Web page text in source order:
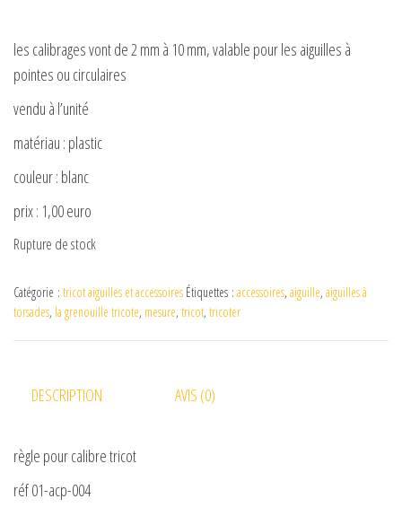
les calibrages vont de 2 mm à 10 mm, valable pour les aiguilles à
pointes ou circulaires
vendu à l’unité
matériau : plastic
couleur : blanc
prix : 1,00 euro
Rupture de stock
Catégorie : tricot aiguilles et accessoires Étiquettes : accessoires, aiguille, aiguilles à
torsades, la grenouille tricote, mesure, tricot, tricoter
DESCRIPTION AVIS (0)
règle pour calibre tricot
réf 01-acp-004